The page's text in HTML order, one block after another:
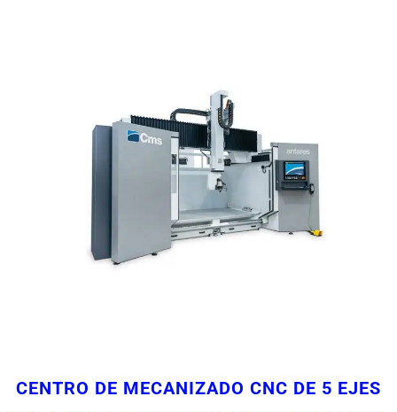
CENTRO DE MECANIZADO CNC DE 5 EJES